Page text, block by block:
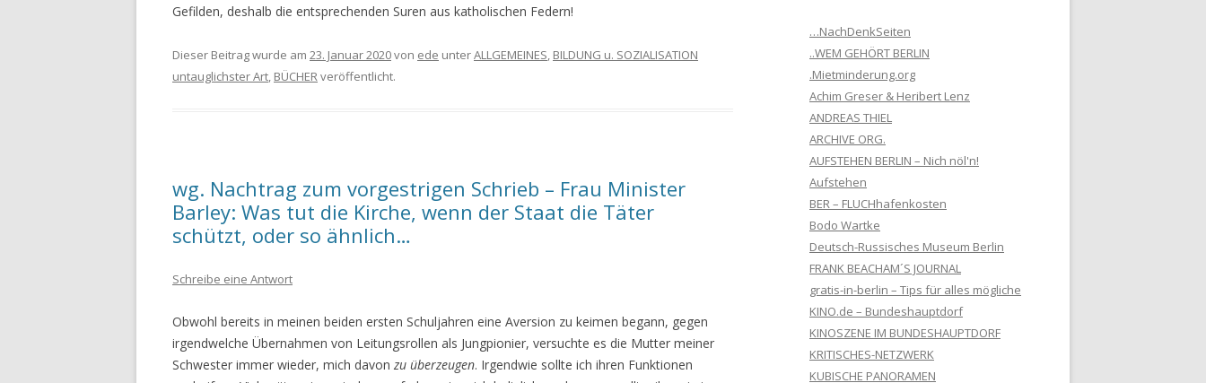
Gefilden, deshalb die entsprechenden Suren aus katholischen Federn!
Dieser Beitrag wurde am 23. Januar 2020von ede unterALLGEMEINES, BILDUNG u. SOZIALISATION
untauglichster Art, BÜCHERveröffentlicht.
wg. Nachtrag zum vorgestrigen Schrieb – Frau Minister
Barley: Was tut die Kirche, wenn der Staat die Täter
schützt, oder so ähnlich…
Schreibe eine Antwort
Obwohl bereits in meinen beiden ersten Schuljahren eine Aversion zu keimen begann, gegen
irgendwelche Übernahmen von Leitungsrollen als Jungpionier, versuchte es die Mutter meiner
Schwester immer wieder, mich davon zu überzeugen. Irgendwie sollte ich ihren Funktionen
…NachDenkSeiten
..WEM GEHÖRT BERLIN
.Mietminderung.org
Achim Greser & Heribert Lenz
ANDREAS THIEL
ARCHIVE ORG.
AUFSTEHEN BERLIN – Nich nöl'n!
Aufstehen
BER – FLUCHhafenkosten
Bodo Wartke
Deutsch-Russisches Museum Berlin
FRANK BEACHAM´S JOURNAL
gratis-in-berlin – Tips für alles mögliche
KINO.de – Bundeshauptdorf
KINOSZENE IM BUNDESHAUPTDORF
KRITISCHES-NETZWERK
KUBISCHE PANORAMEN